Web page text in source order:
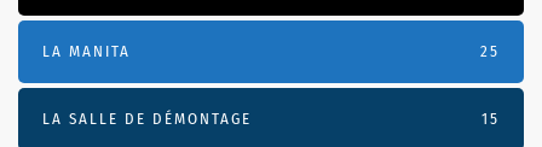
LA MANITA 25
LA SALLE DE DÉMONTAGE 15